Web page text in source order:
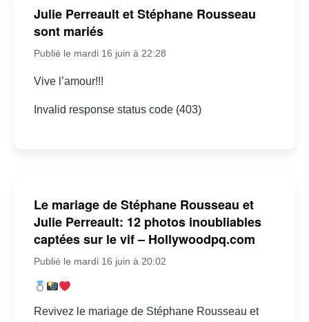
Julie Perreault et Stéphane Rousseau
sont mariés
Publié le mardi 16 juin à 22:28
Vive l’amour!!!
Invalid response status code (403)
Le mariage de Stéphane Rousseau et
Julie Perreault: 12 photos inoubliables
captées sur le vif – Hollywoodpq.com
Publié le mardi 16 juin à 20:02
Revivez le mariage de Stéphane Rousseau et